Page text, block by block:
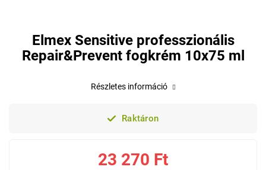
Elmex Sensitive professzionális
Repair&Prevent fogkrém 10x75 ml
Raktáron
23 270 Ft
Részletes információ